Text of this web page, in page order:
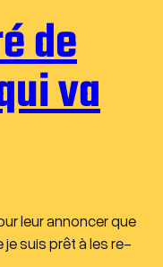
de
va
leur annoncer que
suis prêt à les re-